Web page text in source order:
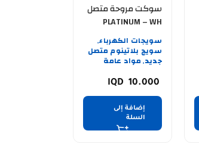
سوكت مروحة متصل
PLATINUM – WH
500WATT
سويجات الكهرباء,
سويج بلاتينوم متصل
جديد, مواد عامة
10.000
إضافة إلى
السلة